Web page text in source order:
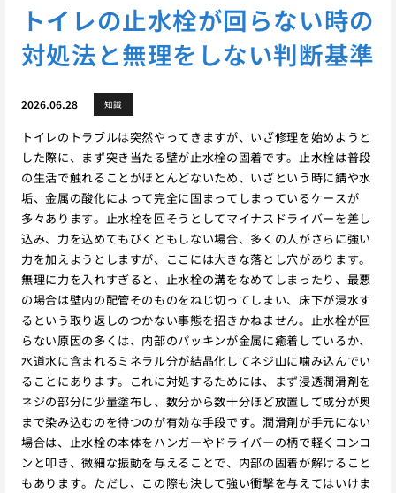
トイレの止水栓が回らない時の
対処法と無理をしない判断基準
2026.06.28 知識
トイレのトラブルは突然やってきますが、いざ修理を始めようと
した際に、まず突き当たる壁が止水栓の固着です。止水栓は普段
の生活で触れることがほとんどないため、いざという時に錆や水
垢、金属の酸化によって完全に固まってしまっているケースが
多々あります。止水栓を回そうとしてマイナスドライバーを差し
込み、力を込めてもびくともしない場合、多くの人がさらに強い
力を加えようとしますが、ここには大きな落とし穴があります。
無理に力を入れすぎると、止水栓の溝をなめてしまったり、最悪
の場合は壁内の配管そのものをねじ切ってしまい、床下が浸水す
るという取り返しのつかない事態を招きかねません。止水栓が回
らない原因の多くは、内部のパッキンが金属に癒着しているか、
水道水に含まれるミネラル分が結晶化してネジ山に噛み込んでい
ることにあります。これに対処するためには、まず浸透潤滑剤を
ネジの部分に少量塗布し、数分から数十分ほど放置して成分が奥
まで染み込むのを待つのが有効な手段です。潤滑剤が手元にない
場合は、止水栓の本体をハンガーやドライバーの柄で軽くコンコ
ンと叩き、微細な振動を与えることで、内部の固着が解けること
もあります。ただし、この際も決して強い衝撃を与えてはいけま